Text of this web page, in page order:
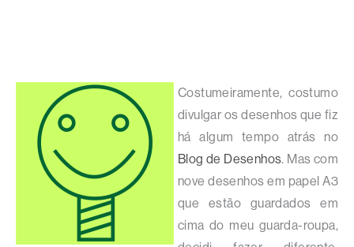
Costumeiramente, costumo
divulgar os desenhos que fiz
há algum tempo atrás no
Blog de Desenhos. Mas com
nove desenhos em papel A3
que estão guardados em
cima do meu guarda-roupa,